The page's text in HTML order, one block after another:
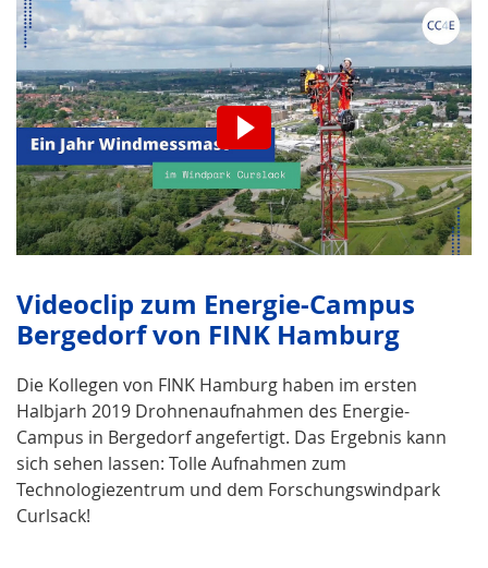
Wir möchten Sie darauf
hinweisen, dass nach der
Aktivierung Daten an den
jeweiligen Anbieter übermittelt
Video aktivieren.
Videoclip zum Energie-Campus
Bergedorf von FINK Hamburg
Die Kollegen von FINK Hamburg haben im ersten
Halbjarh 2019 Drohnenaufnahmen des Energie-
Campus in Bergedorf angefertigt. Das Ergebnis kann
sich sehen lassen: Tolle Aufnahmen zum
Technologiezentrum und dem Forschungswindpark
Curlsack!